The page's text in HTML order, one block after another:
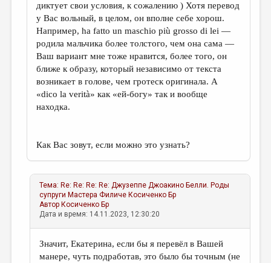
диктует свои условия, к сожалению ) Хотя перевод
у Вас вольный, в целом, он вполне себе хорош.
Например, ha fatto un maschio più grosso di lei —
родила мальчика более толстого, чем она сама —
Ваш вариант мне тоже нравится, более того, он
ближе к образу, который независимо от текста
возникает в голове, чем гротеск оригинала. А
«dico la verità» как «ей-богу» так и вообще
находка.
Как Вас зовут, если можно это узнать?
Тема: Re: Re: Re: Re: Джузеппе Джоакино Белли. Роды
супруги Мастера Филиче Косиченко Бр
Автор Косиченко Бр
Дата и время: 14.11.2023, 12:30:20
Значит, Екатерина, если бы я перевёл в Вашей
манере, чуть подработав, это было бы точным (не